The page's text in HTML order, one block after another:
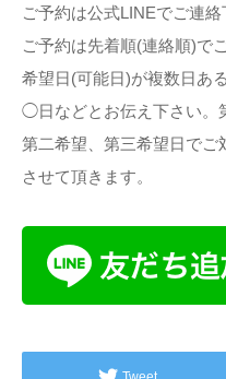
ご予約は公式LINEでご連絡
ご予約は先着順(連絡順)で
希望日(可能日)が複数日あ
◯日などとお伝え下さい。
第二希望、第三希望日でご
させて頂きます。